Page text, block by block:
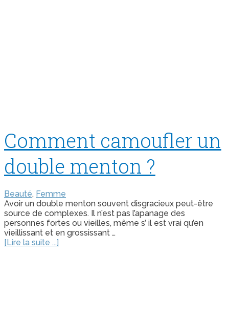
Comment camoufler un
double menton ?
Beauté, Femme
Avoir un double menton souvent disgracieux peut-être
source de complexes. Il n’est pas l’apanage des
personnes fortes ou vieilles, même s’ il est vrai qu’en
vieillissant et en grossissant …
[Lire la suite ...]